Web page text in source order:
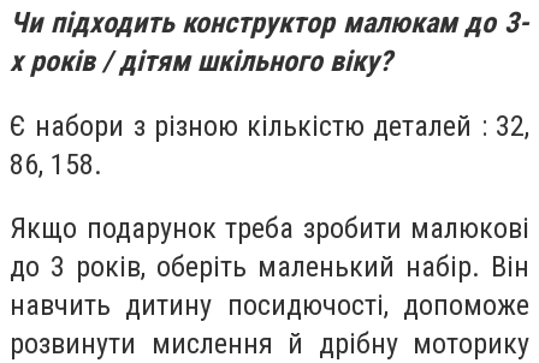
Чи підходить конструктор малюкам до 3-
х років / дітям шкільного віку?
Є набори з різною кількістю деталей : 32,
86, 158.
Якщо подарунок треба зробити малюкові
до 3 років, оберіть маленький набір. Він
навчить дитину посидючості, допоможе
розвинути мислення й дрібну моторику